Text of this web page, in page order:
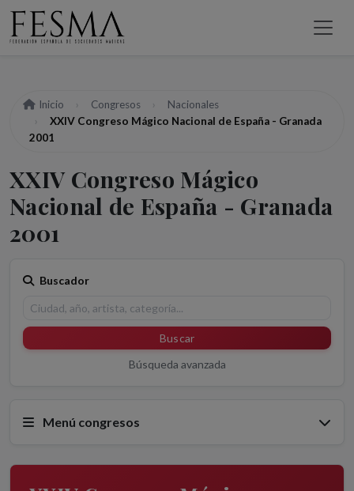
Inicio Congresos
Nacionales
XXIV Congreso Mágico Nacional de España - Granada
2001
XXIV Congreso Mágico
Nacional de España - Granada
2001
Buscador
Buscar
Búsqueda avanzada
Menú congresos